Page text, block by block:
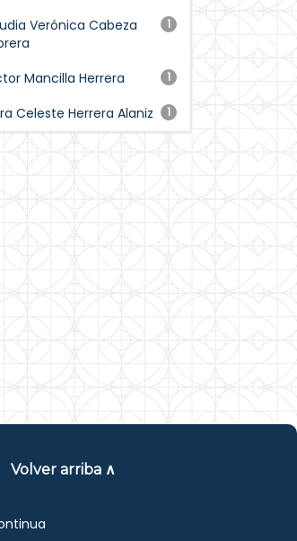
1
Verónica Cabeza
1
Mancilla Herrera
1
Celeste Herrera Alaniz
Volver arriba ∧